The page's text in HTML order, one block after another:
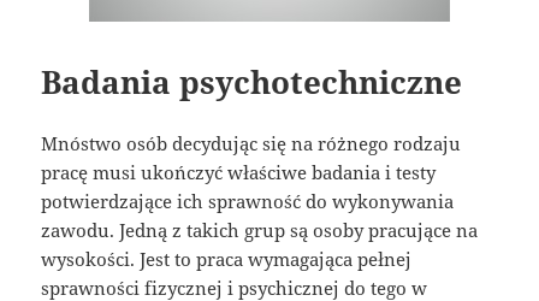
Badania psychotechniczne
Mnóstwo osób decydując się na różnego rodzaju
pracę musi ukończyć właściwe badania i testy
potwierdzające ich sprawność do wykonywania
zawodu. Jedną z takich grup są osoby pracujące na
wysokości. Jest to praca wymagająca pełnej
sprawności fizycznej i psychicznej do tego w